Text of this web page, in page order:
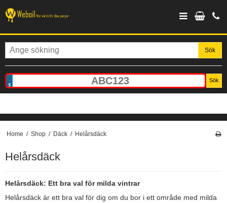
Sök
Sök
Home / Shop / Däck / Helårsdäck
Helårsdäck
Helårsdäck: Ett bra val för milda vintrar
Helårsdäck är ett bra val för dig om du bor i ett område med milda